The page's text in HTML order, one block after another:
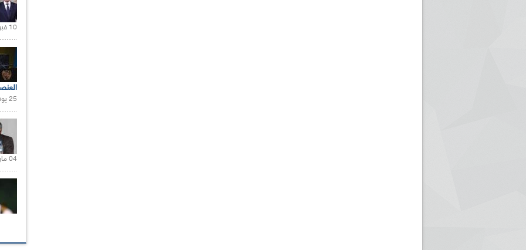
10 فبراير 2021 |
25 يونيو 2021 |
04 مارس 2020 |